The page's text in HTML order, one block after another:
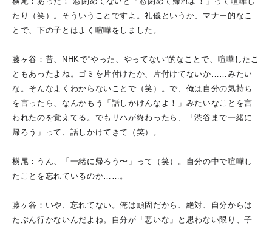
たり（笑）。そういうことですよ。礼儀というか、マナー的なこ
とで、下の子とはよく喧嘩をしました。
藤ヶ谷：昔、NHKで“やった、やってない”的なことで、喧嘩したこ
ともあったよね。ゴミを片付けたか、片付けてないか……みたい
な。そんなよくわからないことで（笑）。で、俺は自分の気持ち
を言ったら、なんかもう「話しかけんなよ！」みたいなことを言
われたのを覚えてる。でもリハが終わったら、「渋谷まで一緒に
帰ろう」って、話しかけてきて（笑）。
横尾：うん、「一緒に帰ろう〜」って（笑）。自分の中で喧嘩し
たことを忘れているのか……。
藤ヶ谷：いや、忘れてない。俺は頑固だから、絶対、自分からは
たぶん行かないんだよね。自分が「悪いな」と思わない限り、子